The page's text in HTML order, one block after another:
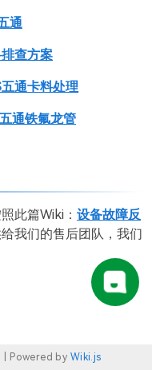
通
查方案
五通卡料处理
通铁氟龙管
此篇Wiki： 设备故障反
我们的售后团队，我们
| Powered by Wiki.js